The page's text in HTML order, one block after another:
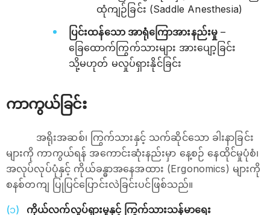
ထုံကျဉ်ခြင်း (Saddle Anesthesia)
ပြင်းထန်သော အာရုံကြောအားနည်းမှု –
ခြေထောက်ကြွက်သားများ အားပျော့ခြင်း
သို့မဟုတ် မလှုပ်ရှားနိုင်ခြင်း
ကာကွယ်ခြင်း
အရိုးအဆစ်၊ ကြွက်သားနှင့် သက်ဆိုင်သော ခါးနာခြင်း
များကို ကာကွယ်ရန် အကောင်းဆုံးနည်းမှာ နေ့စဉ် နေထိုင်မှုပုံစံ၊
အလုပ်လုပ်ပုံနှင့် ကိုယ်ခန္ဓာအနေအထား (Ergonomics) များကို
စနစ်တကျ ပြုပြင်ပြောင်းလဲခြင်းပင်ဖြစ်သည်။
ကိုယ်လက်လှုပ်ရှားမှုနှင့် ကြွက်သားသန်မာရေး